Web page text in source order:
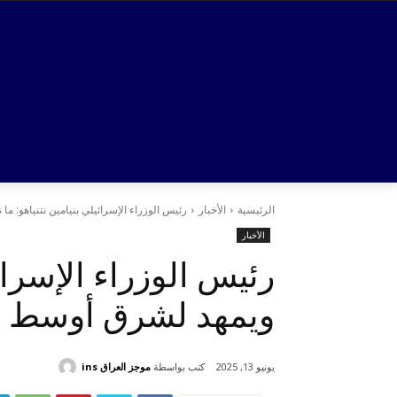
الرئيسية الأخبار رئيس الوزراء الإسرائيلي بنيامين
الأخبار
رئيس الوزراء
ويمهد لشرق أوسط
يونيو 13, 2025 كتب بواسطة موجز العراق ins